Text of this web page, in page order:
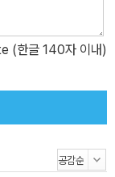
를 하는 것처럼 손
걱정을 끼칠까, 혹
일은 일어나지 않
은 모두 자신이 가
(한글 140자 이내)